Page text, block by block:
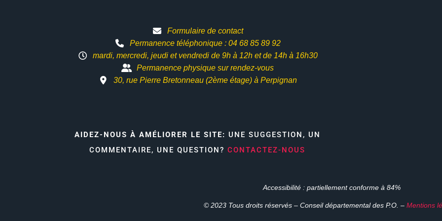
Formulaire de contact
Permanence téléphonique : 04 68 85 89 92
mardi, mercredi, jeudi et vendredi de 9h à 12h etde 14h à 16h30
Permanence physique sur rendez-vous
30, rue Pierre Bretonneau (2ème étage) à Perpignan
AIDEZ-NOUS À AMÉLIORER LE SITE: UNE SUGGESTION, UN
COMMENTAIRE, UNE QUESTION? CONTACTEZ-NOUS
Accessibilité : partiellement conforme à 84%
© 2023 Tous droits réservés – Conseil départemental des P.O. – Mentions